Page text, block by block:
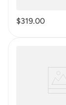
$319.00